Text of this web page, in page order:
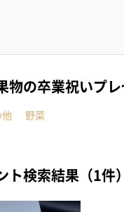
物の卒業祝いプ
野菜
ト検索結果（1件）